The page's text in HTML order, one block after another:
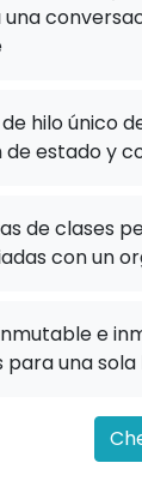
hilo único
de estado y
de clases
con un
e
una